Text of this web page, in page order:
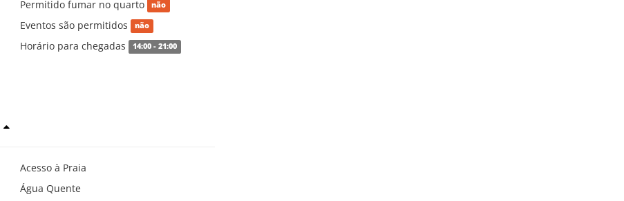
Permitido fumar no quarto não
Eventos são permitidos não
Horário para chegadas 14:00 - 21:00
Acesso à Praia
Água Quente